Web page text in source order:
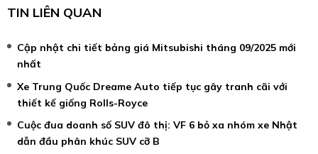
TIN LIÊN QUAN
Cập nhật chi tiết bảng giá Mitsubishi tháng 09/2025 mới
nhất
Xe Trung Quốc Dreame Auto tiếp tục gây tranh cãi với
thiết kế giống Rolls-Royce
Cuộc đua doanh số SUV đô thị: VF 6 bỏ xa nhóm xe Nhật
dẫn đầu phân khúc SUV cỡ B